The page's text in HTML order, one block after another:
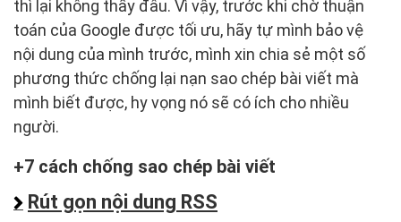
thì lại không thấy đâu. Vì vậy, trước khi chờ thuận
toán của Google được tối ưu, hãy tự mình bảo vệ
nội dung của mình trước, mình xin chia sẻ một số
phương thức chống lại nạn sao chép bài viết mà
mình biết được, hy vọng nó sẽ có ích cho nhiều
người.
7 cách chống sao chép bài viết
Rút gọn nội dung RSS